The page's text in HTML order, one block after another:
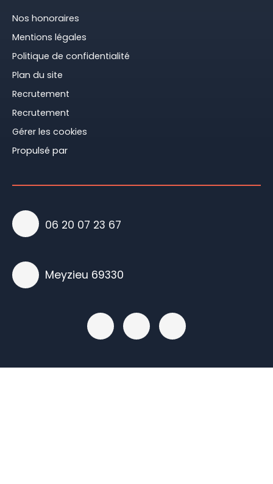
Nos honoraires
Mentions légales
Politique de confidentialité
Plan du site
Recrutement
Recrutement
Gérer les cookies
Propulsé par
06 20 07 23 67
Meyzieu 69330